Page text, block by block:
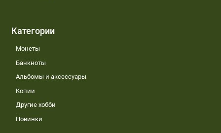
Категории
Монеты
Банкноты
Альбомы и аксессуары
Копии
Другие хобби
Новинки